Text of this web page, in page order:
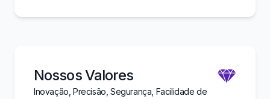
Nossos Valores
Inovação, Precisão, Segurança, Facilidade de